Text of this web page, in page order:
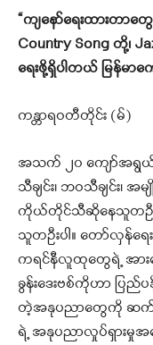
“ကျနော်ရေးထားတာတွ
Country Song တို့၊
ရေးဖို့ရှိပါတယ် မြန်မာ
ကန္တာရဝတီတိုင်း (မ်)
အသက် ၂၀ ကျော်အရွ
သီချင်း၊ ဘဝသီချင်း၊ အ
ကိုယ်တိုင်သီဆိုနေသူတဦးဖြ
သူတဦးပါ။ တော်လှန်ရေ
ကရင်နီလူထုတွေရဲ့ အား
ခွန်းဒေးဗစ်ကိုဟာ ပြ
တဲ့အနုပညာတွေကို ဆက်
ရဲ့ အနုပညာလှုပ်ရှားမှုအ